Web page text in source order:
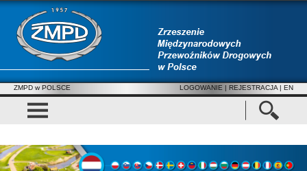
ZMPD w POLSCE LOGOWANIE | REJESTRACJA | EN